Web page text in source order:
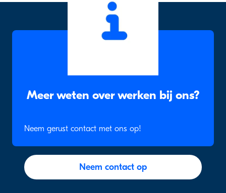
Meer weten over werken bij ons?
Neem gerust contact met ons op!
Neem contact op